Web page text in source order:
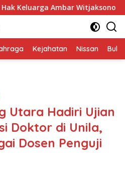
Ambar Witjaksono Sutarman
Kejahatan Nissan
Utara Hadiri Ujian
Doktor di Unila,
Dosen Penguji